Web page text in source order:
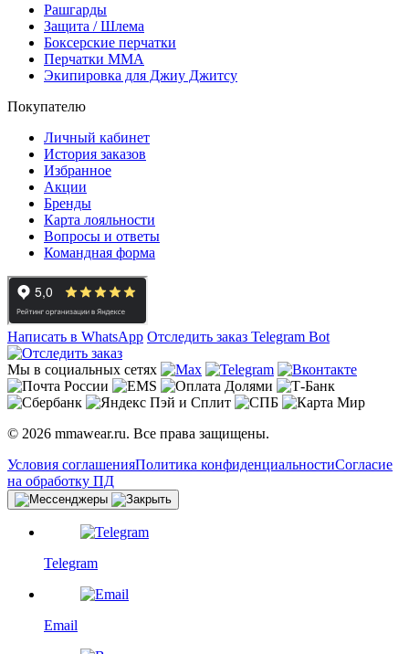
Рашгарды
Защита / Шлема
Боксерские перчатки
Перчатки ММА
Экипировка для Джиу Джитсу
Покупателю
Личный кабинет
История заказов
Избранное
Акции
Бренды
Карта лояльности
Вопросы и ответы
Командная форма
Написать в WhatsApp Отследить заказ Telegram Bot
Мы в социальных сетях
© 2026 mmawear.ru. Все права защищены.
Условия соглашенияПолитика конфиденциальностиСогласие
на обработку ПД
Telegram
Email